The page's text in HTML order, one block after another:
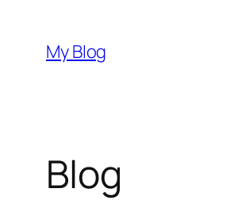
contenido
My Blog
Blog